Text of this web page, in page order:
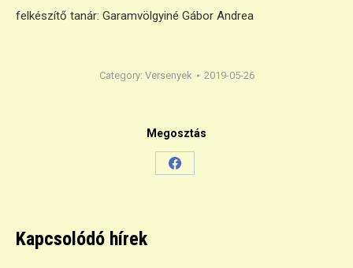
felkészítő tanár: Garamvölgyiné Gábor Andrea
Category: Versenyek 2019-05-26
Megosztás
Share
Kapcsolódó hírek